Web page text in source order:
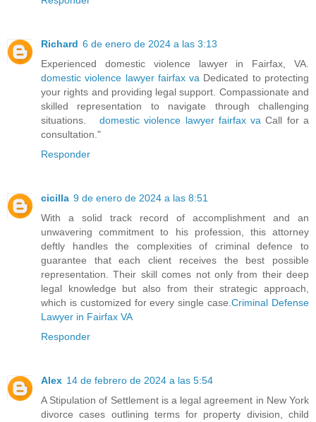
Richard 6 de enero de 2024 a las 3:13
Experienced domestic violence lawyer in Fairfax, VA.
domestic violence lawyer fairfax va Dedicated to protecting
your rights and providing legal support. Compassionate and
skilled representation to navigate through challenging
situations. domestic violence lawyer fairfax va Call for a
consultation."
Responder
cicilla 9 de enero de 2024 a las 8:51
With a solid track record of accomplishment and an
unwavering commitment to his profession, this attorney
deftly handles the complexities of criminal defence to
guarantee that each client receives the best possible
representation. Their skill comes not only from their deep
legal knowledge but also from their strategic approach,
which is customized for every single case.Criminal Defense
Lawyer in Fairfax VA
Responder
Alex 14 de febrero de 2024 a las 5:54
A Stipulation of Settlement is a legal agreement in New York
divorce cases outlining terms for property division, child